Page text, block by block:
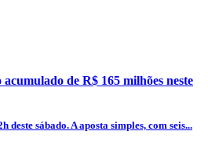
de R$ 165 milhões neste
deste sábado. A aposta simples, com seis...